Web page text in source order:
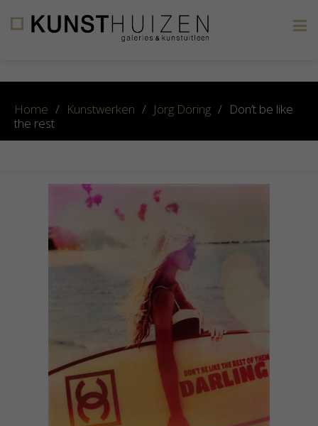
Home / Kunstwerken / Jörg Döring / Don’t be like
the rest